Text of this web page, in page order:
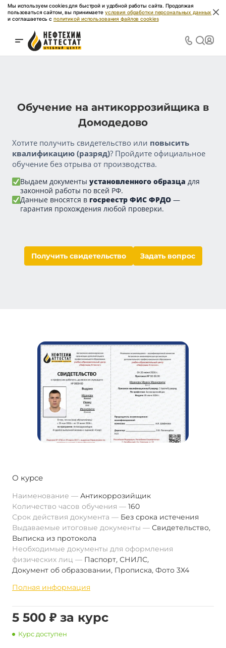
Мы используем cookies для быстрой и удобной работы сайта. Продолжая
пользоваться сайтом, вы принимаете условия обработки персональных данных
и соглашаетесь с политикой использования файлов cookies
Обучение на антикоррозийщика в
Домодедово
Хотите получить свидетельство или повысить
квалификацию (разряд)? Пройдите официальное
обучение без отрыва от производства.
Выдаем документы установленного образца для
законной работы по всей РФ.
Данные вносятся в госреестр ФИС ФРДО —
гарантия прохождения любой проверки.
Получить свидетельство Задать вопрос
О курсе
Наименование
Антикоррозийщик
Количество часов обучения
160
Срок действия документа
Без срока истечения
Выдаваемые итоговые документы
Свидетельство,
Выписка из протокола
Необходимые документы для оформления
физических лиц
Паспорт, СНИЛС,
Документ об образовании, Прописка, Фото 3Х4
Полная информация
5 500 ₽ за курс
Курс доступен